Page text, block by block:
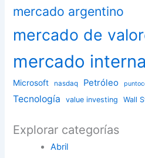
mercado argentino
mercado de
mercado
Microsoft nasdaq Petróleo
Tecnología value investing Wall
Explorar categorías
Abril